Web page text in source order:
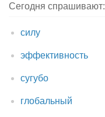
Сегодня спрашивают:
силу
эффективность
сугубо
глобальный